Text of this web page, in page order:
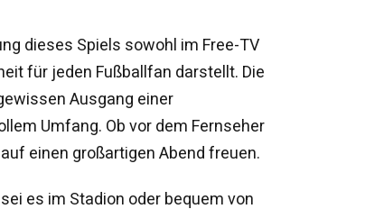
dieses Spiels sowohl im Free-TV
für jeden Fußballfan darstellt. Die
Ausgang einer
Umfang. Ob vor dem Fernseher
einen großartigen Abend freuen.
es im Stadion oder bequem von